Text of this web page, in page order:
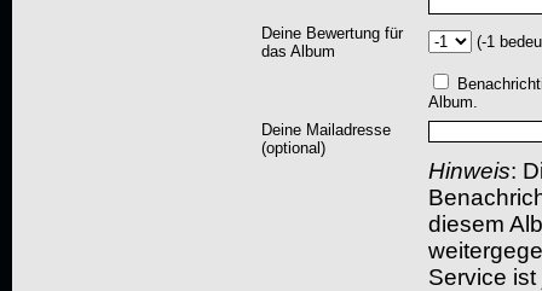
Deine Bewertung für
das Album
(-1
Album.
Deine Mailadresse
(optional)
Hinweis:
diesem
Service